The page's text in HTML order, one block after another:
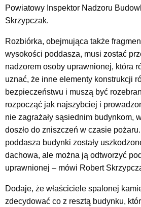
Powiatowy Inspektor Nadzoru
Skrzypczak.
Rozbiórka, obejmująca także
wysokości poddasza, musi zostać
nadzorem osoby uprawnionej, która
uznać, że inne elementy konstrukcji
bezpieczeństwu i muszą być
rozpocząć jak najszybciej i
nie zagrażały sąsiednim budynkom,
doszło do zniszczeń w czasie
poddasza budynki zostały
dachowa, ale można ją odtworzyć
uprawnionej – mówi Robert
Dodaje, że właściciele spalonej
zdecydować co z resztą budynku,